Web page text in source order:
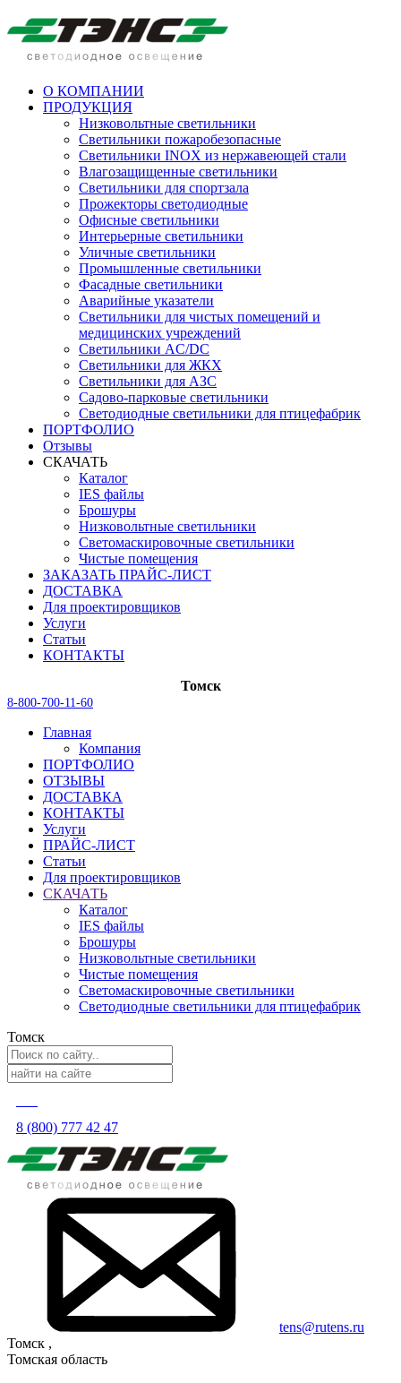
О КОМПАНИИ
ПРОДУКЦИЯ
Низковольтные светильники
Cветильники пожаробезопасные
Светильники INOX из нержавеющей стали
Влагозащищенные светильники
Светильники для спортзала
Прожекторы светодиодные
Офисные светильники
Интерьерные светильники
Уличные светильники
Промышленные светильники
Фасадные светильники
Аварийные указатели
Светильники для чистых помещений и
медицинских учреждений
Светильники AC/DC
Светильники для ЖКХ
Светильники для АЗС
Садово-парковые светильники
Светодиодные светильники для птицефабрик
ПОРТФОЛИО
Отзывы
СКАЧАТЬ
Каталог
IES файлы
Брошуры
Низковольтные светильники
Светомаскировочные светильники
Чистые помещения
ЗАКАЗАТЬ ПРАЙС-ЛИСТ
ДОСТАВКА
Для проектировщиков
Услуги
Статьи
КОНТАКТЫ
Томск
8-800-700-11-60
Главная
Компания
ПОРТФОЛИО
ОТЗЫВЫ
ДОСТАВКА
КОНТАКТЫ
Услуги
ПРАЙС-ЛИСТ
Статьи
Для проектировщиков
СКАЧАТЬ
Каталог
IES файлы
Брошуры
Низковольтные светильники
Чистые помещения
Светомаскировочные светильники
Светодиодные светильники для птицефабрик
Томск
8 (800) 777 42 47
tens@rutens.ru
Томск ,
Томская область